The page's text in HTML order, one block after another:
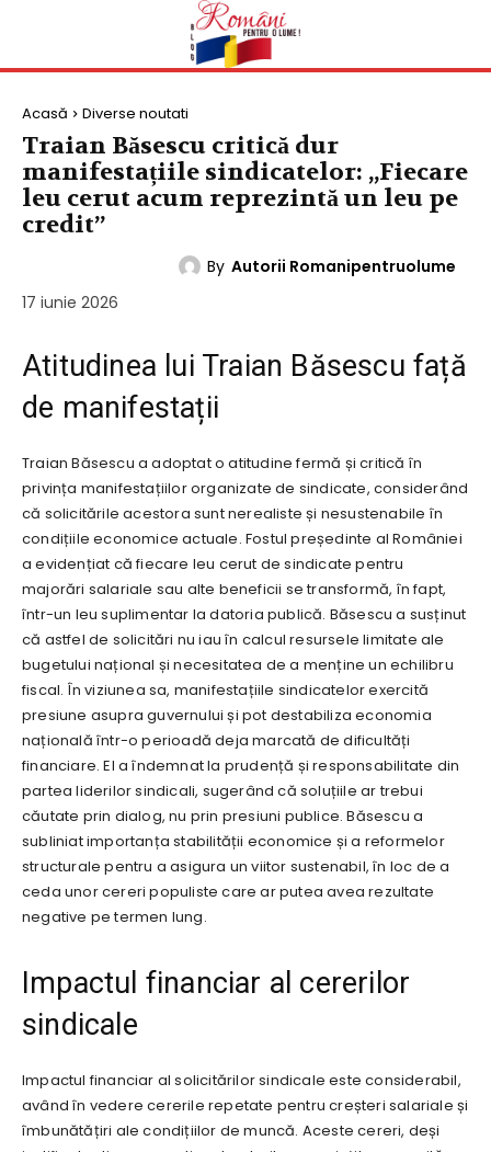
Acasă Diverse noutati
Traian Băsescu critică dur
manifestațiile sindicatelor: „Fiecare
leu cerut acum reprezintă un leu pe
credit”
By Autorii Romanipentruolume
17 iunie 2026
Atitudinea lui Traian Băsescu față
de manifestații
Traian Băsescu a adoptat o atitudine fermă și critică în
privința manifestațiilor organizate de sindicate, considerând
că solicitările acestora sunt nerealiste și nesustenabile în
condițiile economice actuale. Fostul președinte al României
a evidențiat că fiecare leu cerut de sindicate pentru
majorări salariale sau alte beneficii se transformă, în fapt,
într-un leu suplimentar la datoria publică. Băsescu a susținut
că astfel de solicitări nu iau în calcul resursele limitate ale
bugetului național și necesitatea de a menține un echilibru
fiscal. În viziunea sa, manifestațiile sindicatelor exercită
presiune asupra guvernului și pot destabiliza economia
națională într-o perioadă deja marcată de dificultăți
financiare. El a îndemnat la prudență și responsabilitate din
partea liderilor sindicali, sugerând că soluțiile ar trebui
căutate prin dialog, nu prin presiuni publice. Băsescu a
subliniat importanța stabilității economice și a reformelor
structurale pentru a asigura un viitor sustenabil, în loc de a
ceda unor cereri populiste care ar putea avea rezultate
negative pe termen lung.
Impactul financiar al cererilor
sindicale
Impactul financiar al solicitărilor sindicale este considerabil,
având în vedere cererile repetate pentru creșteri salariale și
îmbunătățiri ale condițiilor de muncă. Aceste cereri, deși